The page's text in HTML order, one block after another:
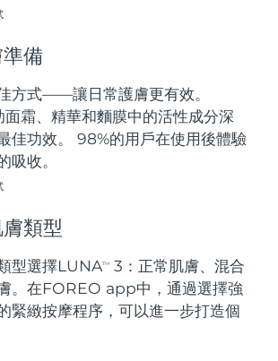
備
方式——讓日常護膚更有效。
面霜、精華和麵膜中的活性成分深
佳功效。 98%的用戶在使用後體驗
吸收。
類型
型選擇LUNATM
3：正常肌膚、混合
。在FOREO app中，通過選擇強
緊緻按摩程序，可以進一步打造個
預計送達日期